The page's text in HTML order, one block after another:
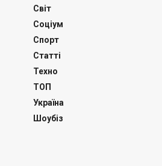
Світ
Соціум
Спорт
Статті
Техно
ТОП
Україна
Шоубіз